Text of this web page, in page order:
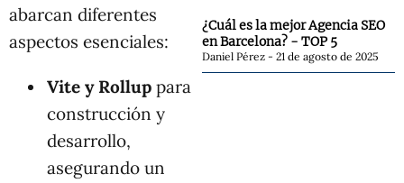
abarcan diferentes
aspectos esenciales:
Vite y Rollup para
construcción y
desarrollo,
asegurando un
¿Cuál es la mejor Agencia SEO
en Barcelona? - TOP 5
Daniel Pérez 21 de agosto de 2025